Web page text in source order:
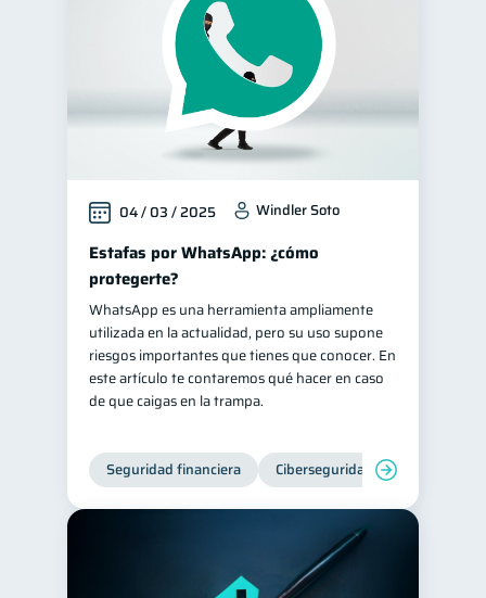
04 / 03 / 2025 Windler Soto
Estafas por WhatsApp: ¿cómo
protegerte?
WhatsApp es una herramienta ampliamente
utilizada en la actualidad, pero su uso supone
riesgos importantes que tienes que conocer. En
este artículo te contaremos qué hacer en caso
de que caigas en la trampa.
Seguridad financiera Ciberseguridad